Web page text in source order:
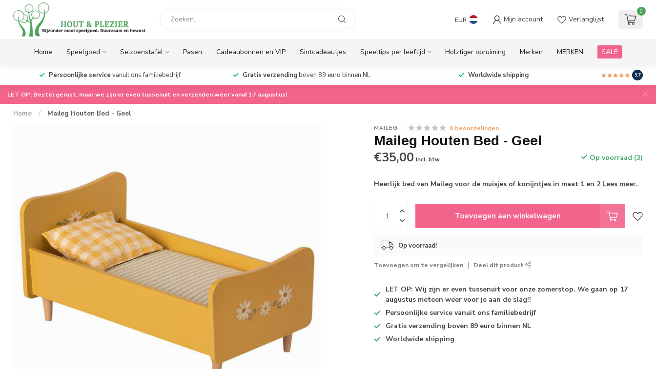
EUR Mijn account Verlanglijst
0
Home Speelgoed Seizoenstafel Pasen Cadeaubonnen en VIP Sintcadeautjes Speeltips per leeftijd Holztiger opruiming Merken MERKEN SALE
Persoonlijke service vanuit ons familiebedrijf Gratis verzendingboven 89 euro binnen NL Worldwide shipping 9.7
LET OP: Bestel gerust, maar we zijn er even tussenuit en verzenden weer vanaf 17 augustus!
Home / Maileg Houten Bed - Geel
MAILEG 0 beoordelingen
Maileg Houten Bed - Geel
€35,00 Incl. btw Op voorraad (3)
Heerlijk bed van Maileg voor de muisjes of konijntjes in maat 1 en 2 Lees meer.
Toevoegen aan winkelwagen
Op voorraad!
Toevoegen om te vergelijken Deel dit product
LET OP: Wij zijn er even tussenuit voor onze zomerstop. We gaan op 17
augustus meteen weer voor je aan de slag!!
Persoonlijke service vanuit ons familiebedrijf
Gratis verzending boven 89 euro binnen NL
Worldwide shipping